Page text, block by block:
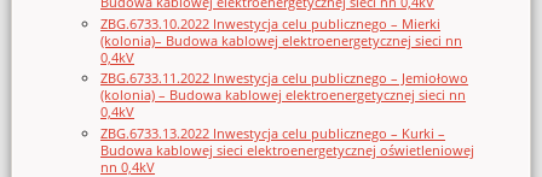
ZBG.6733.10.2022 Inwestycja celu publicznego – Mierki
(kolonia)– Budowa kablowej elektroenergetycznej sieci nn
0,4kV
ZBG.6733.11.2022 Inwestycja celu publicznego – Jemiołowo
(kolonia) – Budowa kablowej elektroenergetycznej sieci nn
0,4kV
ZBG.6733.13.2022 Inwestycja celu publicznego – Kurki –
Budowa kablowej sieci elektroenergetycznej oświetleniowej
nn 0,4kV